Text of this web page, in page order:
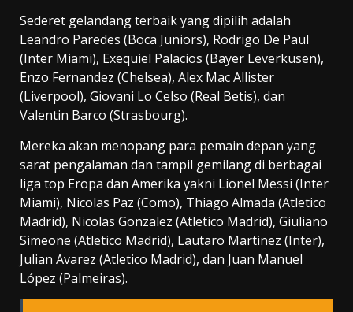
Sederet gelandang terbaik yang dipilih adalah
Leandro Paredes (Boca Juniors), Rodrigo De Paul
(Inter Miami), Exequiel Palacios (Bayer Leverkusen),
Enzo Fernandez (Chelsea), Alex Mac Allister
(Liverpool), Giovani Lo Celso (Real Betis), dan
Valentin Barco (Strasbourg).
Mereka akan menopang para pemain depan yang
sarat pengalaman dan tampil gemilang di berbagai
liga top Eropa dan Amerika yakni Lionel Messi (Inter
Miami), Nicolas Paz (Como), Thiago Almada (Atletico
Madrid), Nicolas Gonzalez (Atletico Madrid), Giuliano
Simeone (Atletico Madrid), Lautaro Martinez (Inter),
Julian Avarez (Atletico Madrid), dan Juan Manuel
López (Palmeiras).